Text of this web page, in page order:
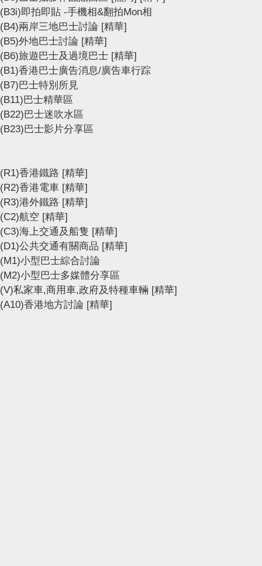
(B3i)即拍即貼 -手機相&翻拍Mon相
(B4)兩岸三地巴士討論 [精華]
(B5)外地巴士討論 [精華]
(B6)旅遊巴士及過境巴士 [精華]
(B1)香港巴士廣告消息/廣告車行踪
(B7)巴士特別所見
(B11)巴士精華區
(B22)巴士迷吹水區
(B23)巴士影片分享區
(R1)香港鐵路 [精華]
(R2)香港電車 [精華]
(R3)港外鐵路 [精華]
(C2)航空 [精華]
(C3)海上交通及船隻 [精華]
(D1)公共交通有關商品 [精華]
(M1)小型巴士綜合討論
(M2)小型巴士多媒體分享區
(V)私家車,商用車,政府及特種車輛 [精華]
(A10)香港地方討論 [精華]